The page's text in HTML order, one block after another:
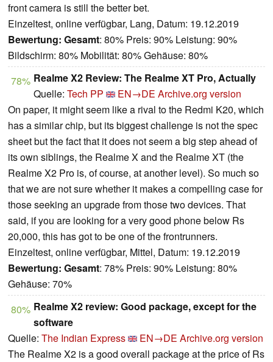
front camera is still the better bet.
Einzeltest, online verfügbar, Lang, Datum: 19.12.2019
Bewertung: Gesamt: 80% Preis: 90% Leistung: 90%
Bildschirm: 80% Mobilität: 80% Gehäuse: 80%
78% Realme X2 Review: The Realme XT Pro, Actually
Quelle: Tech PP EN→DE Archive.org version
On paper, it might seem like a rival to the Redmi K20, which
has a similar chip, but its biggest challenge is not the spec
sheet but the fact that it does not seem a big step ahead of
its own siblings, the Realme X and the Realme XT (the
Realme X2 Pro is, of course, at another level). So much so
that we are not sure whether it makes a compelling case for
those seeking an upgrade from those two devices. That
said, if you are looking for a very good phone below Rs
20,000, this has got to be one of the frontrunners.
Einzeltest, online verfügbar, Mittel, Datum: 19.12.2019
Bewertung: Gesamt: 78% Preis: 90% Leistung: 80%
Gehäuse: 70%
80% Realme X2 review: Good package, except for the
software
Quelle: The Indian Express EN→DE Archive.org version
The Realme X2 is a good overall package at the price of Rs